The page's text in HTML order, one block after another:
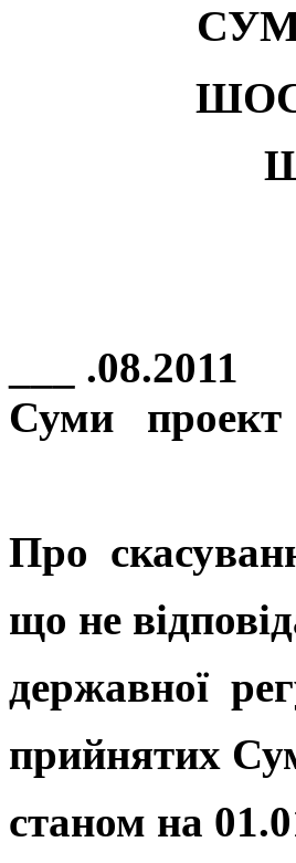
___ .08
Суми проект
Про
що не
державної
прийнятих
станом на